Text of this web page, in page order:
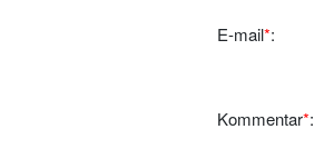
E-mail*:
Kommentar*: